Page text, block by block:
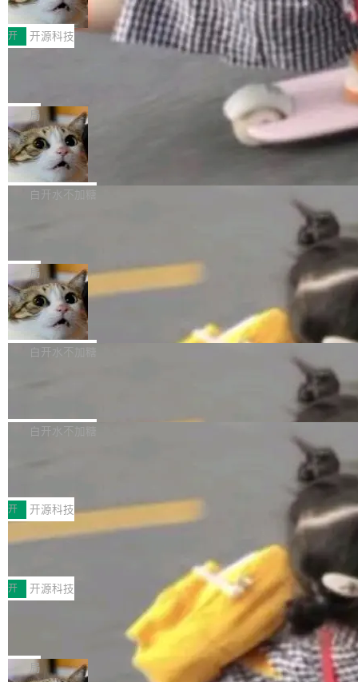
变体：Switchable...
那个创业公司。不同的是，这次它构建在 Cloudf
lare Workers 上——我花了九年时间搭建的平台
——并且深度集成了 AI。这基本上是我十年秘密
数据库，按名称寻址，复制到你自己的 S3 兼容
存储库里。节点之间只通过这个存储库协调——
没有控制平面，没有共识协议。每个对象自带一
个小型数据库，应用天然按分片构建，单个数据
库的竞争和爆炸半径问题在设计层面就被消除
了。 闲置的 cell 会休眠到几乎不占资源。当 cel
l 迁移或唤醒时，新宿主从 S3 恢复 SQLite 数据
库继续执行。存储库是持久化的唯一真相...
性能、流畅双第一，三星Galaxy Z系列
新折叠缺席
2026年7月的手机市场，由于存储等硬件成本暴
增，手机厂商的日子也不好过啊，新机速度明显
放缓，因此硝烟味淡了许多。新机参数规格除开
高价的三星折叠（三星Galaxy Z Fold8 Ultra / Z
Fold8 / Z Flip8）外，其余要么是中低端机器，
例如iQOO Z11i、REDMI Note 17、REDMI No
te 17 Pro、OPPO K15，要么是vivo X300 E这
样的次旗舰。 Galaxy Z Fold8 Ultra / Z Fold8 /
Z Flip8三款折叠屏新机均在7月22日发布，且全
部搭载骁龙8 Elite Gen5 for Galaxy，它们本该
开 开源科技
Zed 编辑器团队发布了新项目——DeltaDB，一
个在 git commit 之间记录每一次编辑操作的版
本控制系统。目前处于 Early Access 阶段。 De
ltaDB 的核心思路直接写在 landing page 最显
眼的位置：「Software is made between com
mits」——软件是在 commit 之间写出来的。git
是把这段空隙补上。 回退到任何一次编辑：Delt
aDB 捕获 commit 之间的每一次操作，...
局
SpaceXAI 单季资本开支达 183 亿美元
根据风险投资人Tomer Tunguz 博客（VC 分
析）披露的最新分析与第二季度业绩报告，Spac
微软同期总资本开支的四成。 与亚马逊、Alpha
bet、微软以及 Meta 等传统科技巨头相比，Spa
ceXAI的资金消耗速度尤为引人瞩目。然而，支
撑庞大支出的资金来源却呈现出截然不同的面
貌。数据显示，微软和 Meta 主要依托充沛的经
白开水不加糖
一个在终端里运行的编程 agent；Muse Spark
1.2，驱动这个 agent 的新模型。一句话概括：
你可以用 curl -fsSL https://dev.meta.ai/install.
sh | bash 安装一个能在大项目里自动规划、写
代码、验证结果的 AI 终端工具。 据介绍，Muse
个主 agent 循环，外加一组后台 agent。这些后
局
美团开源 LoHoSearch，用知识图谱校
准 AI 能力认知
机器出题的前提，是让机器拥有全局视野。整个
构建流程可以分为四个环节：建图 → 控制难度
白开水不加糖
库，并将作为transport接入Mooncake TENT。
MPComm将作为一种传输引擎接入Mooncake T
ENT，实现零拷贝传输性能提升30%、非零拷贝
传输性能最高提升5倍。UCL-MPComm底层基
于自研UCL-Engine通信引擎，后续腾讯网平将
持续开源更多基于UCL-Engine的高性能通信组
件。 腾讯网平团队在UCL-MPComm中实现了一
个独立于业务线程的全局通信引擎（Engine），
白开水不加糖
型案例入选名单》，深信服“面向企业研发场景的
开源 AI 编程平台 CoStrict 应用”凭借卓越的技术
创新与落地成效成功入选。 全链路私有化部署，
助力企业AI研发安全落地 当前，越来越多企业已
经开始引入 AI Coding 工具，通过调用公有云模
型或企业内部部署模型提升研发效率。但随着 AI
Coding 从个人辅助工具逐步走向团队级、组织
级应用，企业在规模化落地过程中，对安全性、
可控性和代码质量提出了更高要求。 首先是数据
安全与合规要求。对于大多数普通研发场景，公
开 开源科技
深信服AI算力网关入选工信部人工智能
前不久，工业和信息化部正式发布《2025年人工
智能应用典型案例名单》，集中展示人工智能在
各领域的应用成果，覆盖技术底座、行业赋能、
产品应用、支撑保障、专题等五大方向。深信服
AI算力网关（AI创新平台）成功入选！ 随着各行
各业的Agent走向规模化建设，算力构成形态逐
开 开源科技
Jeff Dean 离开 Google：一个时代的结
束，一个实验室的开始
Google 员工编号 20。MapReduce 作者之一。
Bigtable 作者之一。TensorFlow 的作者之一。
局